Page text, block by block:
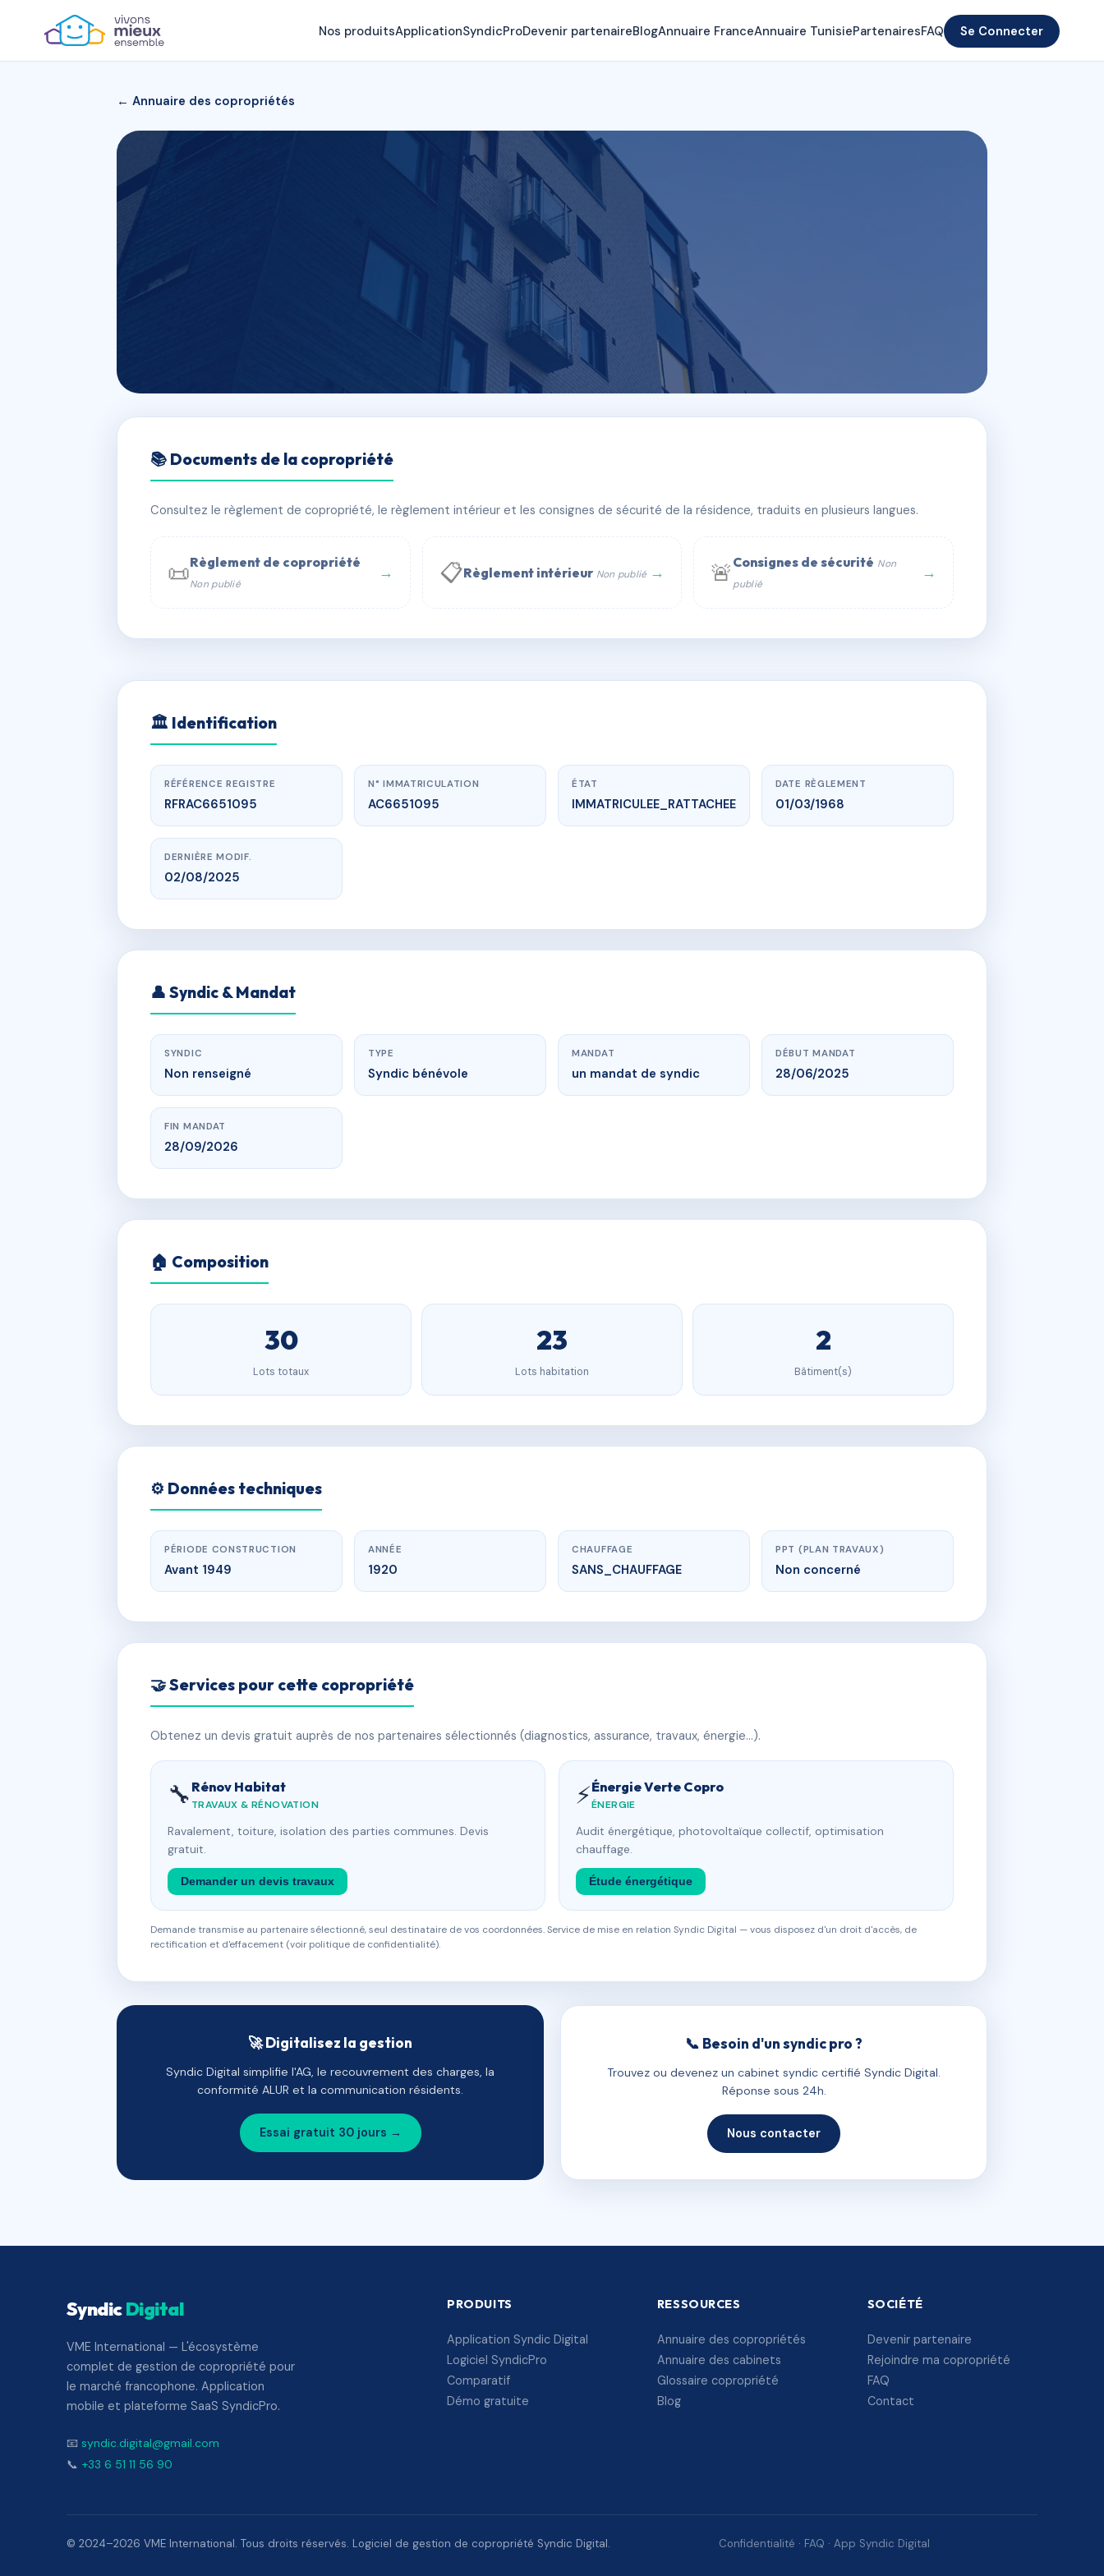
Nos produitsApplicationSyndicProDevenir partenaireBlogAnnuaire FranceAnnuaire TunisiePartenairesFAQ Se Connecter
← Annuaire des copropriétés
SYND. COPROPRIETAIRES RESIDENCE de PORT-CROS
📍 Ile de Port-Cros 83400 Hyères
📞 Contacter Syndic Digital 💬 WhatsApp
📚 Documents de la copropriété
Consultez le règlement de copropriété, le règlement intérieur et les consignes de sécurité de la résidence, traduits en plusieurs langues.
📜Règlement de copropriété
Non publié
→ 📋Règlement intérieur Non publié → 🚨 Consignes de sécurité Non
publié
→
www.vme.plus/AC6651095
🏛 Identification
RÉFÉRENCE REGISTRE
RFRAC6651095
N° IMMATRICULATION
AC6651095
ÉTAT
IMMATRICULEE_RATTACHEE
DATE RÈGLEMENT
01/03/1968
DERNIÈRE MODIF.
02/08/2025
👤 Syndic & Mandat
SYNDIC
Non renseigné
TYPE
Syndic bénévole
MANDAT
un mandat de syndic
DÉBUT MANDAT
28/06/2025
FIN MANDAT
28/09/2026
🏠 Composition
30
Lots totaux
23
Lots habitation
2
Bâtiment(s)
⚙️ Données techniques
PÉRIODE CONSTRUCTION
Avant 1949
ANNÉE
1920
CHAUFFAGE
SANS_CHAUFFAGE
PPT (PLAN TRAVAUX)
Non concerné
🤝 Services pour cette copropriété
Obtenez un devis gratuit auprès de nos partenaires sélectionnés (diagnostics, assurance, travaux, énergie…).
🔧 Rénov Habitat
TRAVAUX & RÉNOVATION
Ravalement, toiture, isolation des parties communes. Devis
gratuit.
Demander un devis travaux
⚡Énergie Verte Copro
ÉNERGIE
Audit énergétique, photovoltaïque collectif, optimisation
chauffage.
Étude énergétique
Demande transmise au partenaire sélectionné, seul destinataire de vos coordonnées. Service de mise en relation Syndic Digital — vous disposez d'un droit d'accès, de
rectification et d'effacement (voir politique de confidentialité).
🚀 Digitalisez la gestion
Syndic Digital simplifie l'AG, le recouvrement des charges, la
conformité ALUR et la communication résidents.
Essai gratuit 30 jours →
📞 Besoin d'un syndic pro ?
Trouvez ou devenez un cabinet syndic certifié Syndic Digital.
Réponse sous 24h.
Nous contacter
SyndicDigital
VME International — L'écosystème
complet de gestion de copropriété pour
le marché francophone. Application
mobile et plateforme SaaS SyndicPro.
📧 syndic.digital@gmail.com
📞 +33 6 51 11 56 90
PRODUITS
Application Syndic Digital
Logiciel SyndicPro
Comparatif
Démo gratuite
RESSOURCES
Annuaire des copropriétés
Annuaire des cabinets
Glossaire copropriété
Blog
SOCIÉTÉ
Devenir partenaire
Rejoindre ma copropriété
FAQ
Contact
© 2024–2026 VME International. Tous droits réservés. Logiciel de gestion de copropriété Syndic Digital. Confidentialité · FAQ · App Syndic Digital